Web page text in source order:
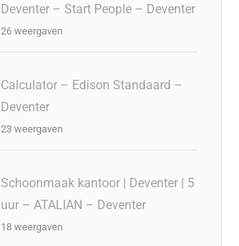
Deventer – Start People – Deventer
26 weergaven
Calculator – Edison Standaard –
Deventer
23 weergaven
Schoonmaak kantoor | Deventer | 5
uur – ATALIAN – Deventer
18 weergaven